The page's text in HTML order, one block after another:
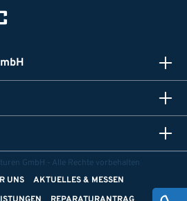
GmbH - Alle Rechte vorbehalten
UNS
AKTUELLES & MESSEN